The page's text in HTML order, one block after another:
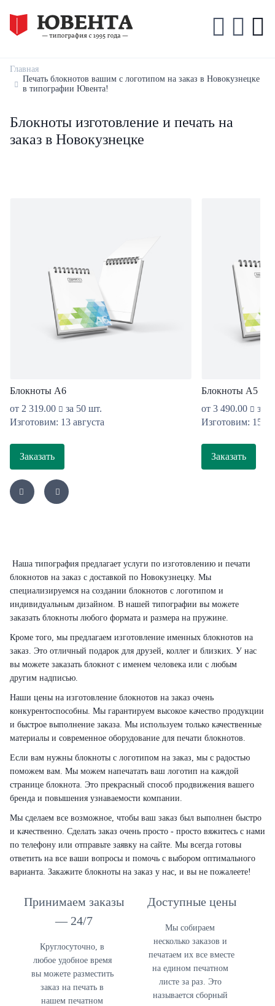
Главная
Печать блокнотов вашим с логотипом на заказ в Новокузнецке
в типографии Ювента!
Блокноты изготовление и печать на
заказ в Новокузнецке
Блокноты А6
от 2 319.00
за 50 шт.
Изготовим: 13 августа
Заказать
Блокноты А5
от 3 490.00
за
Изготовим: 15
Заказать
Наша типография предлагает услуги по изготовлению и печати
блокнотов на заказ с доставкой по Новокузнецку. Мы
специализируемся на создании блокнотов с логотипом и
индивидуальным дизайном. В нашей типографии вы можете
заказать блокноты любого формата и размера на пружине.
Кроме того, мы предлагаем изготовление именных блокнотов на
заказ. Это отличный подарок для друзей, коллег и близких. У нас
вы можете заказать блокнот с именем человека или с любым
другим надписью.
Наши цены на изготовление блокнотов на заказ очень
конкурентоспособны. Мы гарантируем высокое качество продукции
и быстрое выполнение заказа. Мы используем только качественные
материалы и современное оборудование для печати блокнотов.
Если вам нужны блокноты с логотипом на заказ, мы с радостью
поможем вам. Мы можем напечатать ваш логотип на каждой
странице блокнота. Это прекрасный способ продвижения вашего
бренда и повышения узнаваемости компании.
Мы сделаем все возможное, чтобы ваш заказ был выполнен быстро
и качественно. Сделать заказ очень просто - просто вяжитесь с нами
по телефону или отправьте заявку на сайте. Мы всегда готовы
ответить на все ваши вопросы и помочь с выбором оптимального
варианта. Закажите блокноты на заказ у нас, и вы не пожалеете!
Принимаем заказы
— 24/7
Круглосуточно, в
любое удобное время
вы можете разместить
заказ на печать в
нашем печатном
Доступные цены
Мы собираем
несколько заказов и
печатаем их все вместе
на едином печатном
листе за раз. Это
называется сборный